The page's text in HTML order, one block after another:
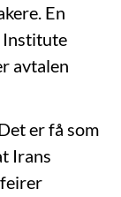
En
Institute
avtalen
er få som
Irans